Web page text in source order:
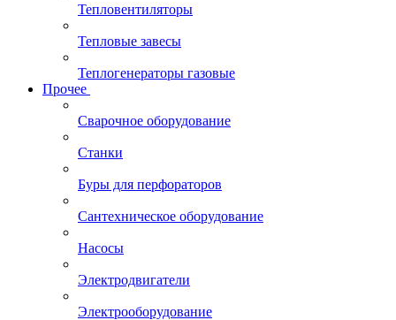
Тепловентиляторы
Тепловые завесы
Теплогенераторы газовые
Прочее
Сварочное оборудование
Станки
Буры для перфораторов
Сантехническое оборудование
Насосы
Электродвигатели
Электрооборудование